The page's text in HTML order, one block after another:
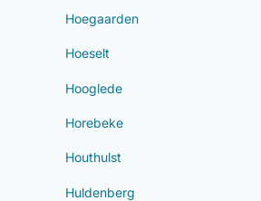
Hoegaarden
Hoeselt
Hooglede
Horebeke
Houthulst
Huldenberg